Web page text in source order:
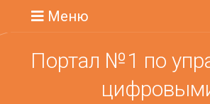
Меню
Портал №1 по